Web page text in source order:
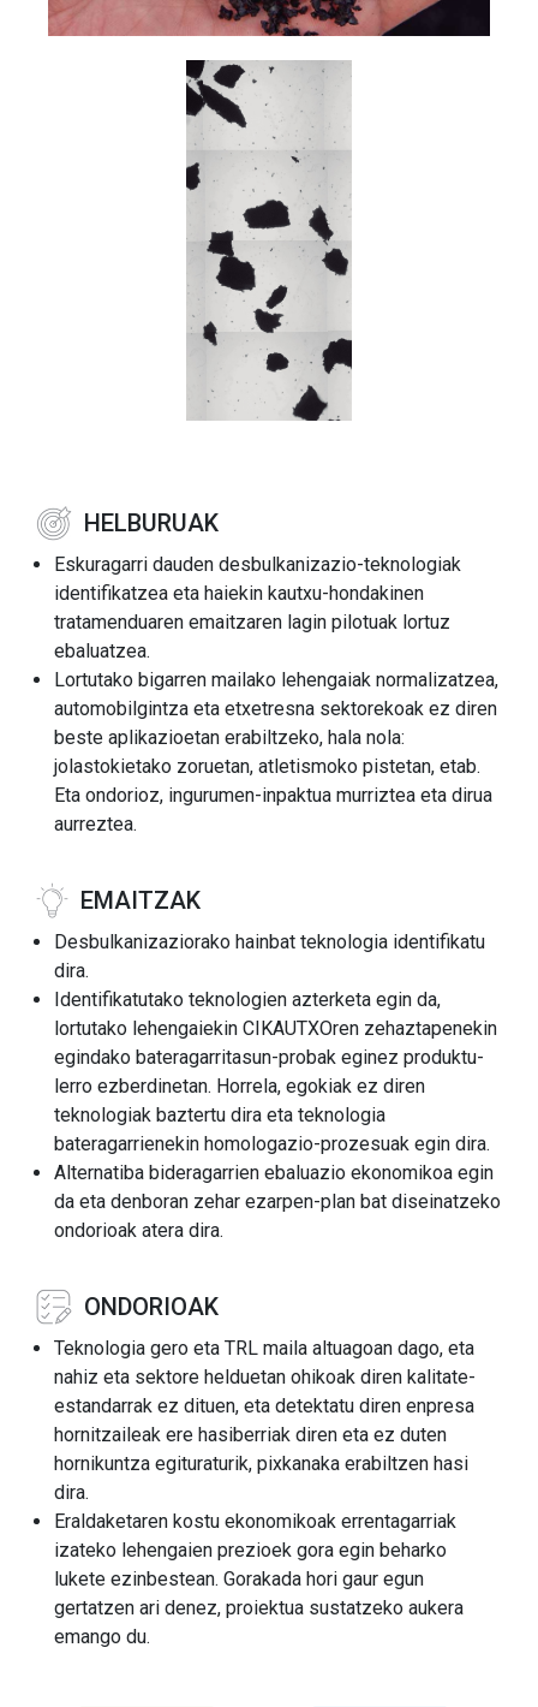
HELBURUAK
Eskuragarri dauden desbulkanizazio-teknologiak
identifikatzea eta haiekin kautxu-hondakinen
tratamenduaren emaitzaren lagin pilotuak lortuz
ebaluatzea.
Lortutako bigarren mailako lehengaiak normalizatzea,
automobilgintza eta etxetresna sektorekoak ez diren
beste aplikazioetan erabiltzeko, hala nola:
jolastokietako zoruetan, atletismoko pistetan, etab.
Eta ondorioz, ingurumen-inpaktua murriztea eta dirua
aurreztea.
EMAITZAK
Desbulkanizaziorako hainbat teknologia identifikatu
dira.
Identifikatutako teknologien azterketa egin da,
lortutako lehengaiekin CIKAUTXOren zehaztapenekin
egindako bateragarritasun-probak eginez produktu-
lerro ezberdinetan. Horrela, egokiak ez diren
teknologiak baztertu dira eta teknologia
bateragarrienekin homologazio-prozesuak egin dira.
Alternatiba bideragarrien ebaluazio ekonomikoa egin
da eta denboran zehar ezarpen-plan bat diseinatzeko
ondorioak atera dira.
ONDORIOAK
Teknologia gero eta TRL maila altuagoan dago, eta
nahiz eta sektore helduetan ohikoak diren kalitate-
estandarrak ez dituen, eta detektatu diren enpresa
hornitzaileak ere hasiberriak diren eta ez duten
hornikuntza egituraturik, pixkanaka erabiltzen hasi
dira.
Eraldaketaren kostu ekonomikoak errentagarriak
izateko lehengaien prezioek gora egin beharko
lukete ezinbestean. Gorakada hori gaur egun
gertatzen ari denez, proiektua sustatzeko aukera
emango du.